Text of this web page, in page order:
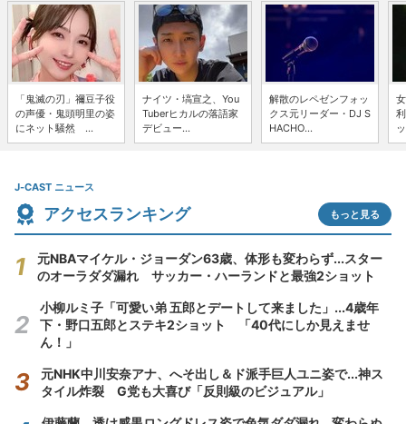
「鬼滅の刃」禰豆子役
の声優・鬼頭明里の姿
にネット騒然 ...
ナイツ・塙宣之、You
Tuberヒカルの落語家
デビュー...
解散のレペゼンフォッ
クス元リーダー・DJ S
HACHO...
J-CAST ニュース
アクセスランキング もっと見る
元NBAマイケル・ジョーダン63歳、体形も変わらず...スター
のオーラダダ漏れ サッカー・ハーランドと最強2ショット
小柳ルミ子「可愛い弟 五郎とデートして来ました」...4歳年
下・野口五郎とステキ2ショット 「40代にしか見えませ
ん！」
元NHK中川安奈アナ、へそ出し＆ド派手巨人ユニ姿で...神ス
タイル炸裂 G党も大喜び「反則級のビジュアル」